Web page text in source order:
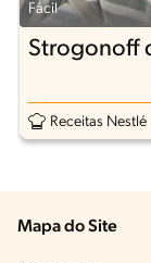
Fácil
Strogonoff
Receitas Nestlé
Mapa do Site